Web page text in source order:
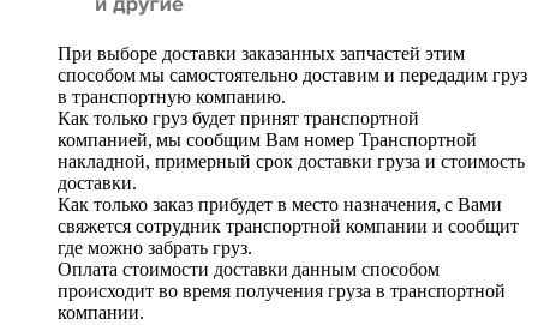
При выборе доставки заказанных запчастей этим
способом мы самостоятельно доставим и передадим груз
в транспортную компанию.
Как только груз будет принят транспортной
компанией, мы сообщим Вам номер Транспортной
накладной, примерный срок доставки груза и стоимость
доставки.
Как только заказ прибудет в место назначения, с Вами
свяжется сотрудник транспортной компании и сообщит
где можно забрать груз.
Оплата стоимости доставки данным способом
происходит во время получения груза в транспортной
компании.